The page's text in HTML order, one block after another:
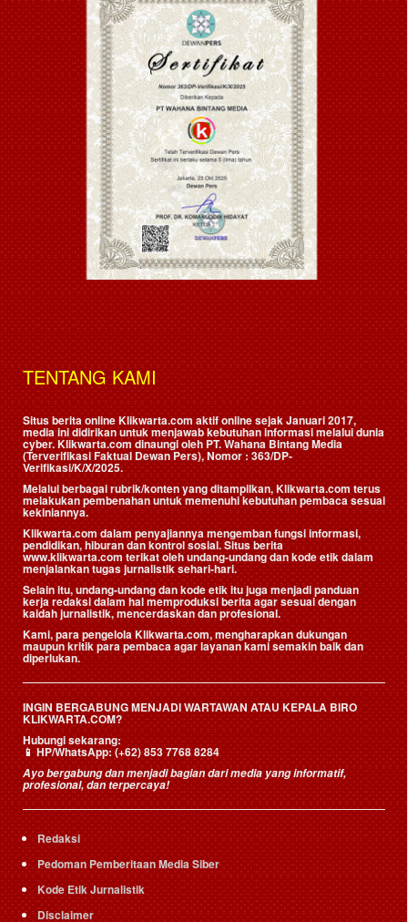
TENTANG KAMI
Situs berita online Klikwarta.com aktif online sejak Januari 2017,
media ini didirikan untuk menjawab kebutuhan informasi melalui dunia
cyber. Klikwarta.com dinaungi oleh PT. Wahana Bintang Media
(Terverifikasi Faktual Dewan Pers), Nomor : 363/DP-
Verifikasi/K/X/2025.
Melalui berbagai rubrik/konten yang ditampilkan, Klikwarta.com terus
melakukan pembenahan untuk memenuhi kebutuhan pembaca sesuai
kekiniannya.
Klikwarta.com dalam penyajiannya mengemban fungsi informasi,
pendidikan, hiburan dan kontrol sosial. Situs berita
www.klikwarta.com terikat oleh undang-undang dan kode etik dalam
menjalankan tugas jurnalistik sehari-hari.
Selain itu, undang-undang dan kode etik itu juga menjadi panduan
kerja redaksi dalam hal memproduksi berita agar sesuai dengan
kaidah jurnalistik, mencerdaskan dan profesional.
Kami, para pengelola Klikwarta.com, mengharapkan dukungan
maupun kritik para pembaca agar layanan kami semakin baik dan
diperlukan.
INGIN BERGABUNG MENJADI WARTAWAN ATAU KEPALA BIRO
KLIKWARTA.COM?
Hubungi sekarang:
📱HP/WhatsApp:(+62) 853 7768 8284
Ayo bergabung dan menjadi bagian dari media yang informatif,
profesional, dan terpercaya!
Redaksi
Pedoman Pemberitaan Media Siber
Kode Etik Jurnalistik
Disclaimer